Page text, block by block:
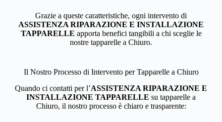
Grazie a queste caratteristiche, ogni intervento di
ASSISTENZA RIPARAZIONE E INSTALLAZIONE
TAPPARELLE apporta benefici tangibili a chi sceglie le
nostre tapparelle a Chiuro.
Il Nostro Processo di Intervento per Tapparelle a Chiuro
Quando ci contatti per l’ASSISTENZA RIPARAZIONE E
INSTALLAZIONE TAPPARELLE su tapparelle a
Chiuro, il nostro processo è chiaro e trasparente: